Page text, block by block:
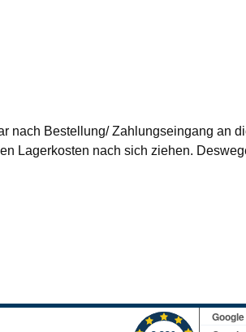
nach Bestellung/ Zahlungseingang an
Lagerkosten nach sich ziehen.